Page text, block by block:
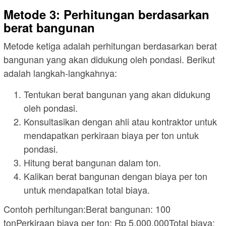
Metode 3: Perhitungan berdasarkan
berat bangunan
Metode ketiga adalah perhitungan berdasarkan berat
bangunan yang akan didukung oleh pondasi. Berikut
adalah langkah-langkahnya:
Tentukan berat bangunan yang akan didukung
oleh pondasi.
Konsultasikan dengan ahli atau kontraktor untuk
mendapatkan perkiraan biaya per ton untuk
pondasi.
Hitung berat bangunan dalam ton.
Kalikan berat bangunan dengan biaya per ton
untuk mendapatkan total biaya.
Contoh perhitungan:Berat bangunan: 100
tonPerkiraan biaya per ton: Rp 5.000.000Total biaya: